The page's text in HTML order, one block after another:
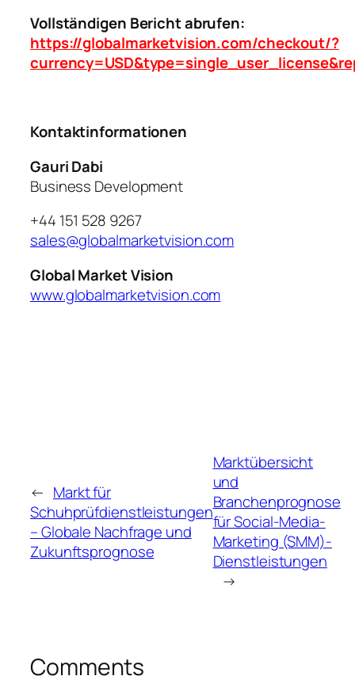
Vollständigen Bericht abrufen:
https://globalmarketvision.com/checkout/?
Kontaktinformationen
Gauri Dabi
Business Development
+44 151 528 9267
sales@globalmarketvision.com
Global Market Vision
www.globalmarketvision.com
← Markt für
Schuhprüfdienstleistungen
– Globale Nachfrage und
Zukunftsprognose
Marktübersicht
und
Branchenprognose
für Social-Media-
Marketing (SMM)-
Dienstleistungen
→
Comments